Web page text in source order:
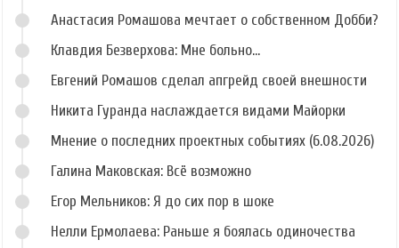
Анастасия Ромашова мечтает о собственном Добби?
Клавдия Безверхова: Мне больно...
Евгений Ромашов сделал апгрейд своей внешности
Никита Гуранда наслаждается видами Майорки
Мнение о последних проектных событиях (6.08.2026)
Галина Маковская: Всё возможно
Егор Мельников: Я до сих пор в шоке
Нелли Ермолаева: Раньше я боялась одиночества